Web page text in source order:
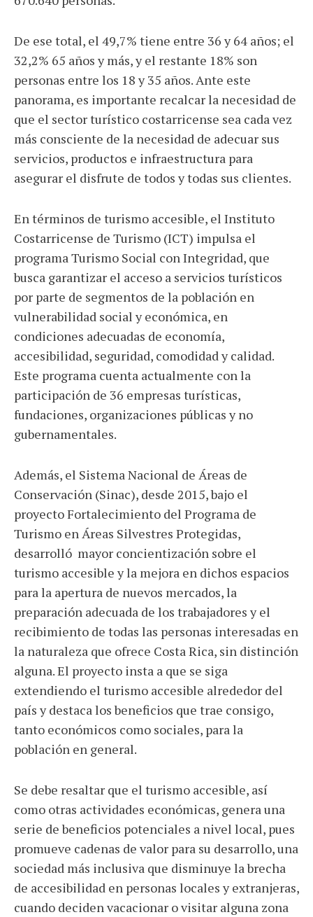
De ese total, el 49,7% tiene entre 36 y 64 años; el
32,2% 65 años y más, y el restante 18% son
personas entre los 18 y 35 años. Ante este
panorama, es importante recalcar la necesidad de
que el sector turístico costarricense sea cada vez
más consciente de la necesidad de adecuar sus
servicios, productos e infraestructura para
asegurar el disfrute de todos y todas sus clientes.
En términos de turismo accesible, el Instituto
Costarricense de Turismo (ICT) impulsa el
programa Turismo Social con Integridad, que
busca garantizar el acceso a servicios turísticos
por parte de segmentos de la población en
vulnerabilidad social y económica, en
condiciones adecuadas de economía,
accesibilidad, seguridad, comodidad y calidad.
Este programa cuenta actualmente con la
participación de 36 empresas turísticas,
fundaciones, organizaciones públicas y no
gubernamentales.
Además, el Sistema Nacional de Áreas de
Conservación (Sinac), desde 2015, bajo el
proyecto Fortalecimiento del Programa de
Turismo en Áreas Silvestres Protegidas,
desarrolló mayor concientización sobre el
turismo accesible y la mejora en dichos espacios
para la apertura de nuevos mercados, la
preparación adecuada de los trabajadores y el
recibimiento de todas las personas interesadas en
la naturaleza que ofrece Costa Rica, sin distinción
alguna. El proyecto insta a que se siga
extendiendo el turismo accesible alrededor del
país y destaca los beneficios que trae consigo,
tanto económicos como sociales, para la
población en general.
Se debe resaltar que el turismo accesible, así
como otras actividades económicas, genera una
serie de beneficios potenciales a nivel local, pues
promueve cadenas de valor para su desarrollo, una
sociedad más inclusiva que disminuye la brecha
de accesibilidad en personas locales y extranjeras,
cuando deciden vacacionar o visitar alguna zona